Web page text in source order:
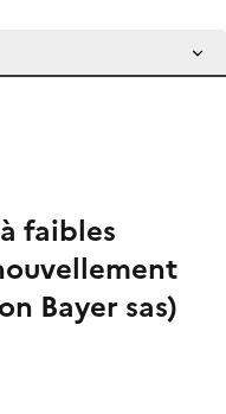
faibles
Bayer sas)